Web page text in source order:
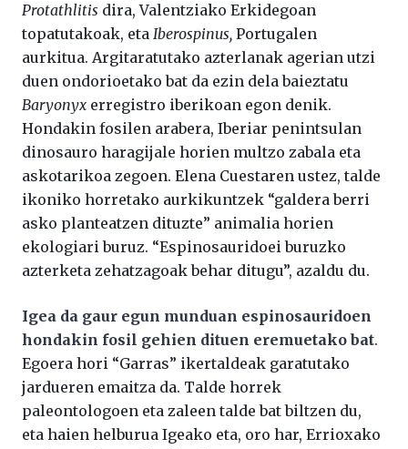
Protathlitis dira, Valentziako Erkidegoan
topatutakoak, eta Iberospinus, Portugalen
aurkitua. Argitaratutako azterlanak agerian utzi
duen ondorioetako bat da ezin dela baieztatu
Baryonyx erregistro iberikoan egon denik.
Hondakin fosilen arabera, Iberiar penintsulan
dinosauro haragijale horien multzo zabala eta
askotarikoa zegoen. Elena Cuestaren ustez, talde
ikoniko horretako aurkikuntzek “galdera berri
asko planteatzen dituzte” animalia horien
ekologiari buruz. “Espinosauridoei buruzko
azterketa zehatzagoak behar ditugu”, azaldu du.
Igea da gaur egun munduan espinosauridoen
hondakin fosil gehien dituen eremuetako bat.
Egoera hori “Garras” ikertaldeak garatutako
jardueren emaitza da. Talde horrek
paleontologoen eta zaleen talde bat biltzen du,
eta haien helburua Igeako eta, oro har, Errioxako